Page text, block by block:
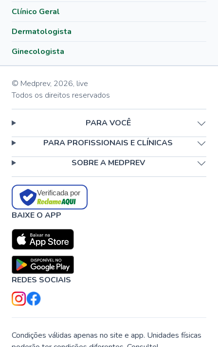
Clínico Geral
Dermatologista
Ginecologista
© Medprev, 2026, live
Todos os direitos reservados
PARA VOCÊ
PARA PROFISSIONAIS E CLÍNICAS
SOBRE A MEDPREV
Verificada por
BAIXE O APP
REDES SOCIAIS
Condições válidas apenas no site e app. Unidades físicas